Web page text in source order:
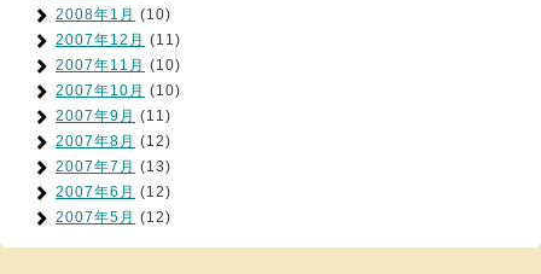
2008年1月 (10)
2007年12月 (11)
2007年11月 (10)
2007年10月 (10)
2007年9月 (11)
2007年8月 (12)
2007年7月 (13)
2007年6月 (12)
2007年5月 (12)